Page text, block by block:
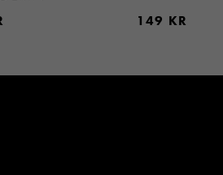
149 KR